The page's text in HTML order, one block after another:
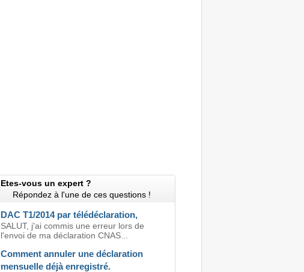
Etes-vous un expert ?
Répondez à l'une de ces questions !
DAC T1/2014 par télédéclaration,
SALUT, j'ai commis une erreur lors de
l'envoi de ma déclaration CNAS...
Comment annuler une déclaration
mensuelle déjà enregistré.